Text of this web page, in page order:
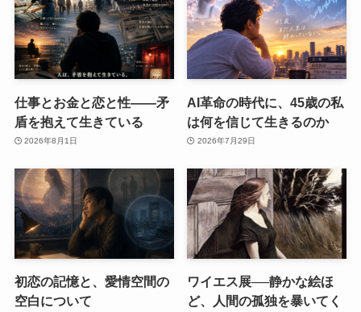
仕事とお金と恋と性——矛
盾を抱えて生きている
2026年8月1日
AI革命の時代に、45歳の私
は何を信じて生きるのか
2026年7月29日
初恋の記憶と、愛情空間の
空白について
ワイエス展──静かな絵ほ
ど、人間の孤独を暴いてく